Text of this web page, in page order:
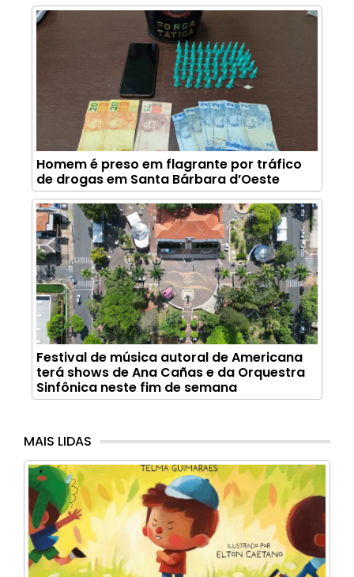
Homem é preso em flagrante por tráfico
de drogas em Santa Bárbara d’Oeste
Festival de música autoral de Americana
terá shows de Ana Cañas e da Orquestra
Sinfônica neste fim de semana
MAIS LIDAS